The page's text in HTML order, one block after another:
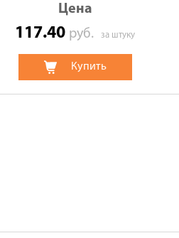
Цена
117.40 руб. за штуку
Купить